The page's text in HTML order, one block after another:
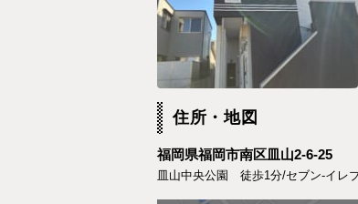
住所・地図
福岡県福岡市南区皿山2-6-25
皿山中央公園 徒歩1分/セブン-イレ